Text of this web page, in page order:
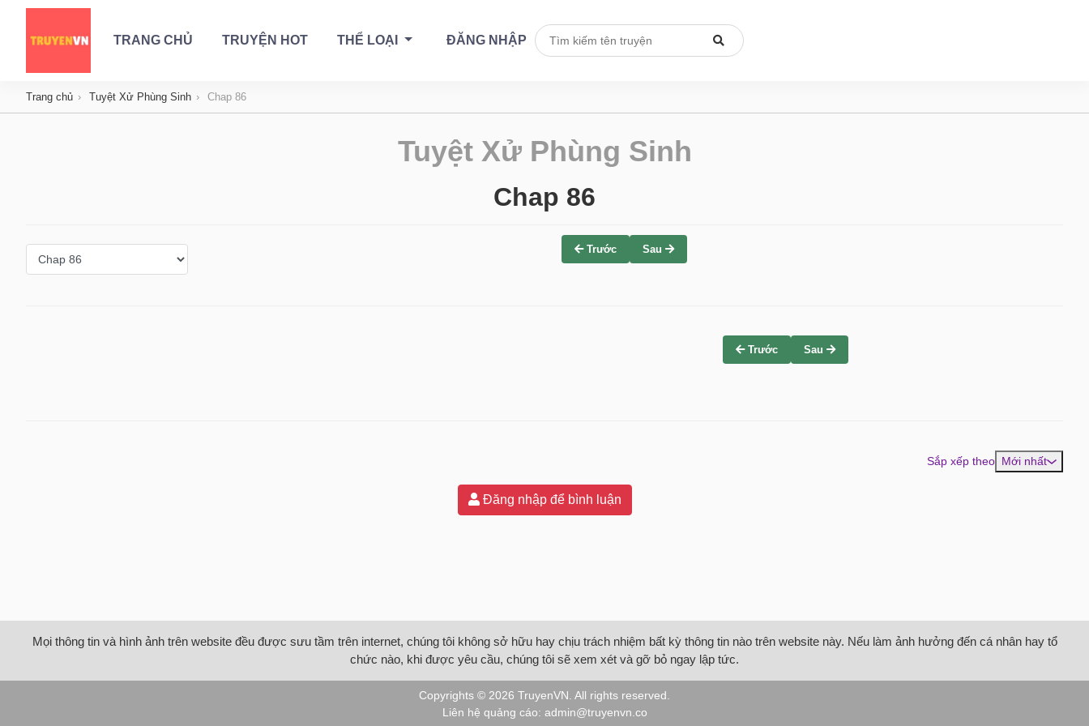
TRANG CHỦ TRUYỆN HOT THỂ LOẠI ĐĂNG NHẬP
Trang chủ Tuyệt Xử Phùng Sinh Chap 86
Tuyệt Xử Phùng Sinh
Chap 86
Trước Sau
Trước Sau
Sắp xếp theo Mới nhất
Đăng nhập để bình luận
Mọi thông tin và hình ảnh trên website đều được sưu tầm trên internet, chúng tôi không sở hữu hay chịu trách nhiệm bất kỳ thông tin nào trên website này. Nếu làm ảnh hưởng đến cá nhân hay tổ
chức nào, khi được yêu cầu, chúng tôi sẽ xem xét và gỡ bỏ ngay lập tức.
Copyrights © 2026 TruyenVN . All rights reserved.
Liên hệ quảng cáo: admin@truyenvn.co